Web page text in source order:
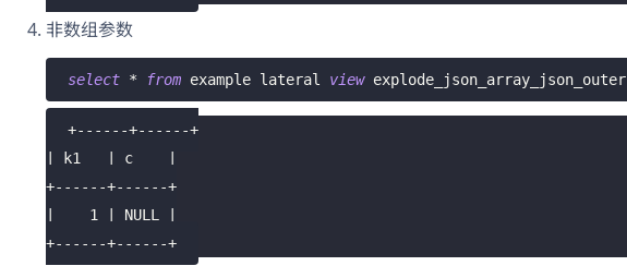
非数组参数
select * from example lateral view explode_json_array_json_outer
+------+------+
| k1   | c    |
+------+------+
|    1 | NULL |
+------+------+